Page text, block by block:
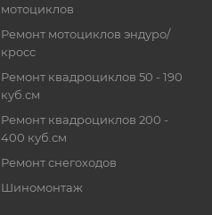
мотоциклов
Ремонт мотоциклов эндуро/
кросс
Ремонт квадроциклов 50 - 190
куб.см
Ремонт квадроциклов 200 -
400 куб.см
Ремонт снегоходов
Шиномонтаж